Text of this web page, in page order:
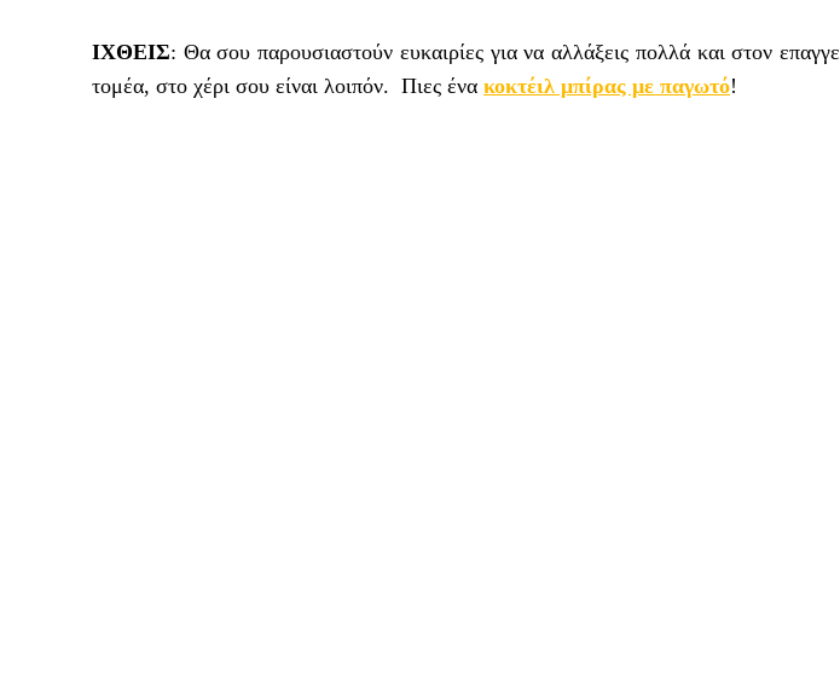
ΙΧΘΕΙΣ: Θα σου παρουσιαστούν ευκαιρίες για να αλλάξεις πολλά και στον
τομέα, στο χέρι σου είναι λοιπόν. Πιες ένα κοκτέιλ μπίρας με παγωτό!